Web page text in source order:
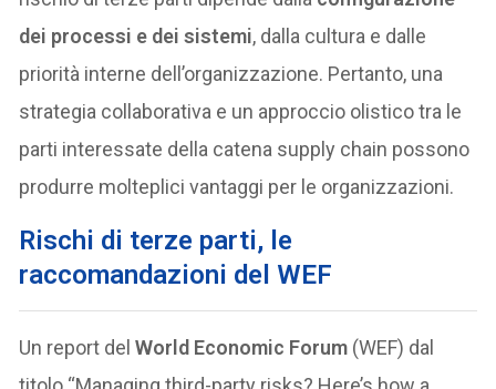
dei processi e dei sistemi, dalla cultura e dalle
priorità interne dell’organizzazione. Pertanto, una
strategia collaborativa e un approccio olistico tra le
parti interessate della catena supply chain possono
produrre molteplici vantaggi per le organizzazioni.
Rischi di terze parti, le
raccomandazioni del WEF
Un report delWorld Economic Forum (WEF) dal